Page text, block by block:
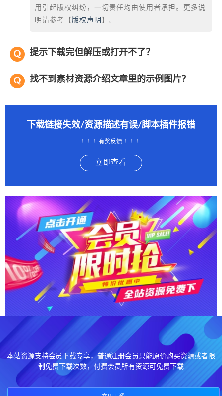
用引起版权纠纷，一切责任均由使用者承担。更多说
明请参考【 版权声明 】。
提示下载完但解压或打开不了？
找不到素材资源介绍文章里的示例图片？
下载链接失效/资源描述有误/脚本插件报错
！！！有奖反馈 ！！！
立即查看
本站资源支持会员下载专享，普通注册会员只能原价购买资源或者限
制免费下载次数，付费会员所有资源可免费下载